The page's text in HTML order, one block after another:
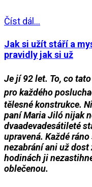
Číst dál...
Jak si užít stáří a
pravidly jak si už
Je jí 92 let. To, co
pro každého
tělesné konstrukce.
paní Maria Jiló nijak
dvaadevadesátileté
upravená. Každé
nezabrání ani už
hodinách ji
oblečenou.